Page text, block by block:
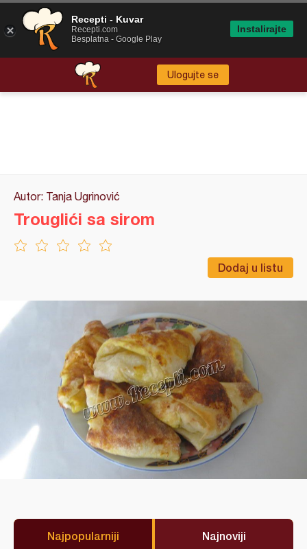
Ulogujte se
Autor: Tanja Ugrinović
Dodaj u listu
Trouglići sa sirom
Najpopularniji Najnoviji
Recepti - Kuvar
Recepti.com
Besplatna - Google Play
Instalirajte